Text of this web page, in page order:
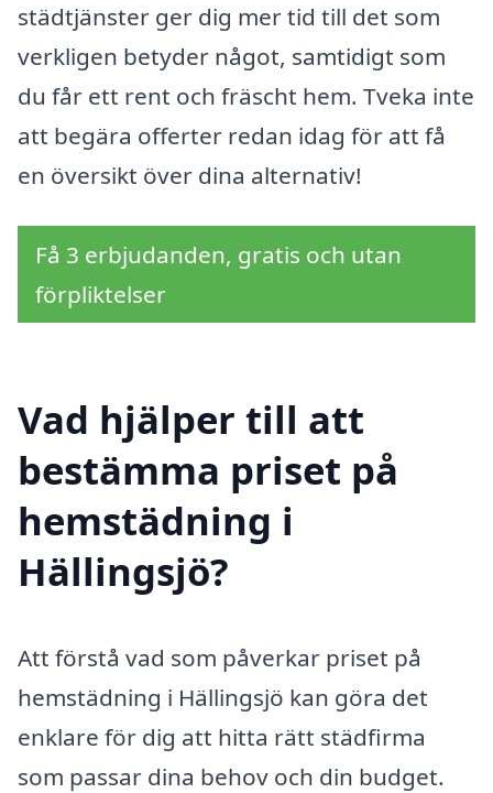
städtjänster ger dig mer tid till det som
verkligen betyder något, samtidigt som
du får ett rent och fräscht hem. Tveka inte
att begära offerter redan idag för att få
en översikt över dina alternativ!
Få 3 erbjudanden, gratis och utan
förpliktelser
Vad hjälper till att
bestämma priset på
hemstädning i
Hällingsjö?
Att förstå vad som påverkar priset på
hemstädning i Hällingsjö kan göra det
enklare för dig att hitta rätt städfirma
som passar dina behov och din budget.